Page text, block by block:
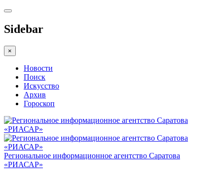
Sidebar
×
Новости
Поиск
Искусство
Архив
Гороскоп
Региональное информационное агентство Саратова
«РИАСАР»